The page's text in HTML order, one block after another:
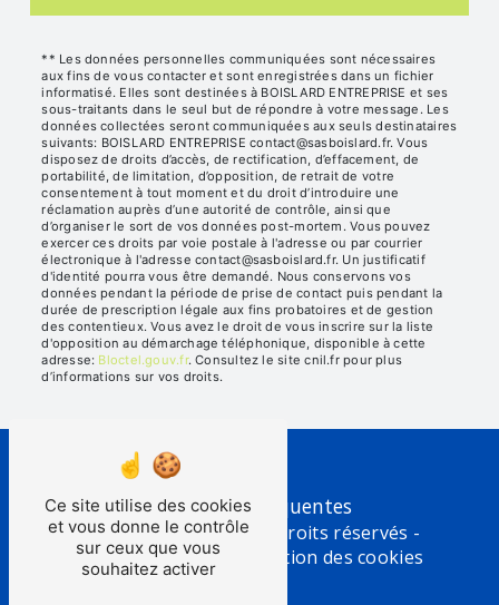
** Les données personnelles communiquées sont nécessaires
aux fins de vous contacter et sont enregistrées dans un fichier
informatisé. Elles sont destinées à BOISLARD ENTREPRISE et ses
sous-traitants dans le seul but de répondre à votre message. Les
données collectées seront communiquées aux seuls destinataires
suivants: BOISLARD ENTREPRISE contact@sasboislard.fr. Vous
disposez de droits d’accès, de rectification, d’effacement, de
portabilité, de limitation, d’opposition, de retrait de votre
consentement à tout moment et du droit d’introduire une
réclamation auprès d’une autorité de contrôle, ainsi que
d’organiser le sort de vos données post-mortem. Vous pouvez
exercer ces droits par voie postale à l'adresse ou par courrier
électronique à l'adresse contact@sasboislard.fr. Un justificatif
d'identité pourra vous être demandé. Nous conservons vos
données pendant la période de prise de contact puis pendant la
durée de prescription légale aux fins probatoires et de gestion
des contentieux. Vous avez le droit de vous inscrire sur la liste
d'opposition au démarchage téléphonique, disponible à cette
adresse:
Bloctel.gouv.fr. Consultez le site cnil.fr pour plus
d’informations sur vos droits.
Recherches fréquentes
©Vistalid- 2026 - Tous droits réservés -
Mentions légales
Gestion des cookies
Ce site utilise des cookies
et vous donne le contrôle
sur ceux que vous
souhaitez activer